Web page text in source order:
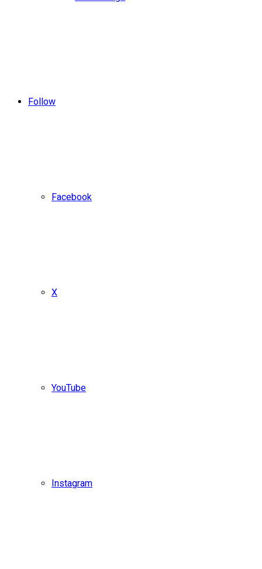
Follow
Facebook
X
YouTube
Instagram